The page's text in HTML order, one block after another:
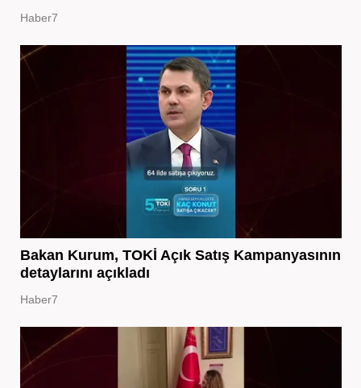
Haber7
Bakan Kurum, TOKİ Açık Satış Kampanyasının
detaylarını açıkladı
Haber7